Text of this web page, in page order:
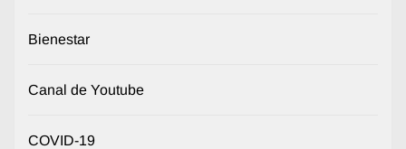
Bienestar
Canal de Youtube
COVID-19